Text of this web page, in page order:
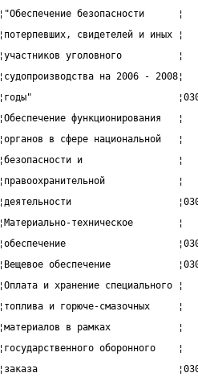
¦"Обеспечение
¦потерпевших, свидетелей и
¦участников уголовного
¦судопроизводства на 2006 -
¦годы"
¦Обеспечение
¦органов в сфере
¦безопасности и
¦правоохранительной
¦деятельности
¦Материально-техническое
¦обеспечение
¦Вещевое обеспечение
¦Оплата и хранение
¦топлива и горюче-
¦материалов в рамках
¦государственного
¦заказа